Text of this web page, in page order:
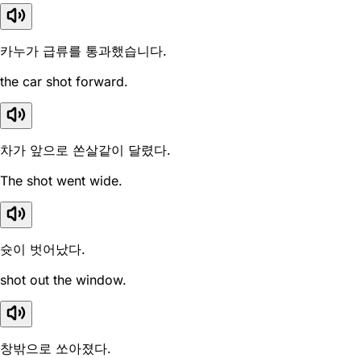
카누가 급류를 통과했습니다.
the car shot forward.
차가 앞으로 쏜살같이 달렸다.
The shot went wide.
슛이 벗어났다.
shot out the window.
창밖으로 쏘아졌다.